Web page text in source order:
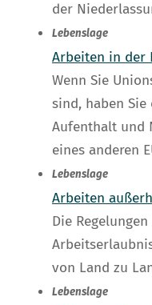
der
Lebenslage
Arbeiten in der
Wenn Sie
sind, haben Sie
Aufenthalt und
eines anderen
Lebenslage
Arbeiten
Die
von Land zu
Lebenslage